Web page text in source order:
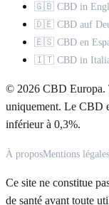
🇬🇧 CBD in
🇩🇪 CBD auf
🇪🇸 CBD en
🇮🇹 CBD in
© 2026 CBD Europa.
uniquement. Le CBD
inférieur à 0,3%.
À proposMentions légales
Ce site ne constitue
de santé avant toute